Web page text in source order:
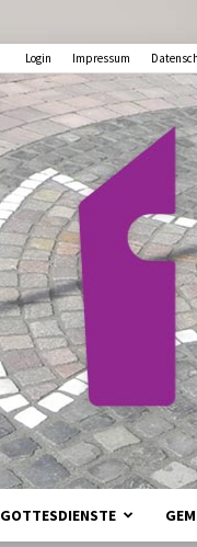
Login Impressum
GOTTESDIENSTE